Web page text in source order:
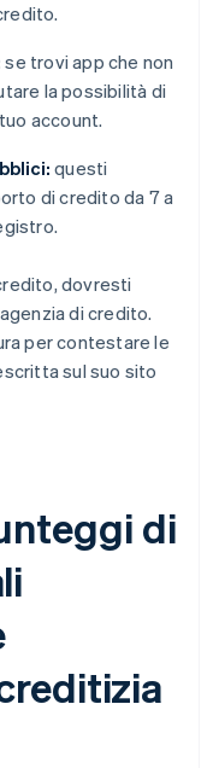
se trovi app che non
la possibilità di
account.
questi
di credito da 7 a
dovresti
di credito.
per contestare le
sul suo sito
di